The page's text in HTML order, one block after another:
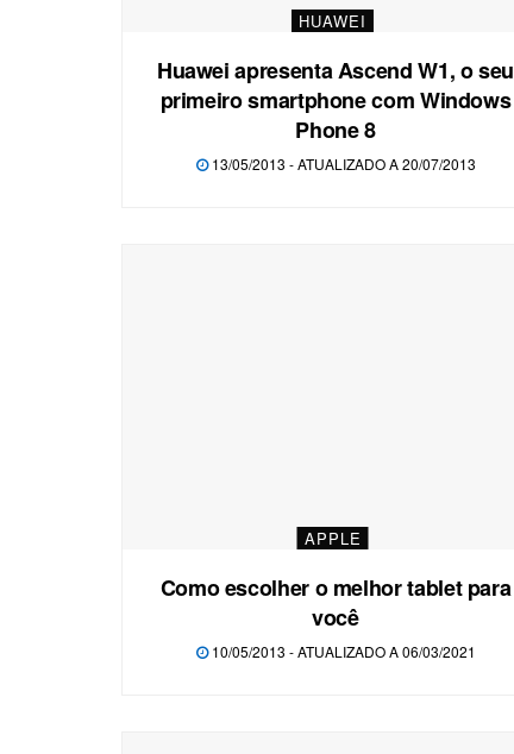
HUAWEI
Huawei apresenta Ascend W1, o seu
primeiro smartphone com Windows
Phone 8
13/05/2013 - ATUALIZADO A 20/07/2013
APPLE
Como escolher o melhor tablet para
você
10/05/2013 - ATUALIZADO A 06/03/2021